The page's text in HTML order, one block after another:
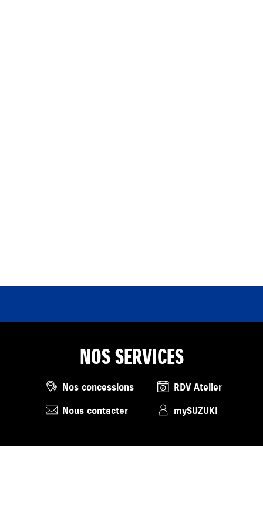
NOS SERVICES
Nos concessions
Nous contacter
RDV Atelier
mySUZUKI